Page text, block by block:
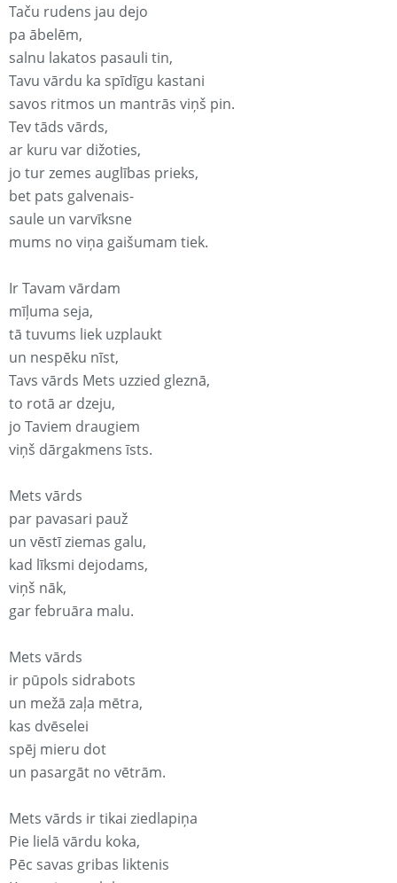
Taču rudens jau dejo
pa ābelēm,
salnu lakatos pasauli tin,
Tavu vārdu ka spīdīgu kastani
savos ritmos un mantrās viņš pin.
Tev tāds vārds,
ar kuru var dižoties,
jo tur zemes auglības prieks,
bet pats galvenais-
saule un varvīksne
mums no viņa gaišumam tiek.
Ir Tavam vārdam
mīļuma seja,
tā tuvums liek uzplaukt
un nespēku nīst,
Tavs vārds Mets uzzied gleznā,
to rotā ar dzeju,
jo Taviem draugiem
viņš dārgakmens īsts.
Mets vārds
par pavasari pauž
un vēstī ziemas galu,
kad līksmi dejodams,
viņš nāk,
gar februāra malu.
Mets vārds
ir pūpols sidrabots
un mežā zaļa mētra,
kas dvēselei
spēj mieru dot
un pasargāt no vētrām.
Mets vārds ir tikai ziedlapiņa
Pie lielā vārdu koka,
Pēc savas gribas liktenis